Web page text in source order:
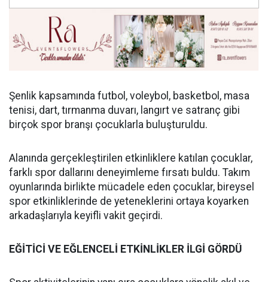
Şenlik kapsamında futbol, voleybol, basketbol, masa
tenisi, dart, tırmanma duvarı, langırt ve satranç gibi
birçok spor branşı çocuklarla buluşturuldu.
Alanında gerçekleştirilen etkinliklere katılan çocuklar,
farklı spor dallarını deneyimleme fırsatı buldu. Takım
oyunlarında birlikte mücadele eden çocuklar, bireysel
spor etkinliklerinde de yeteneklerini ortaya koyarken
arkadaşlarıyla keyifli vakit geçirdi.
EĞİTİCİ VE EĞLENCELİ ETKİNLİKLER İLGİ GÖRDÜ